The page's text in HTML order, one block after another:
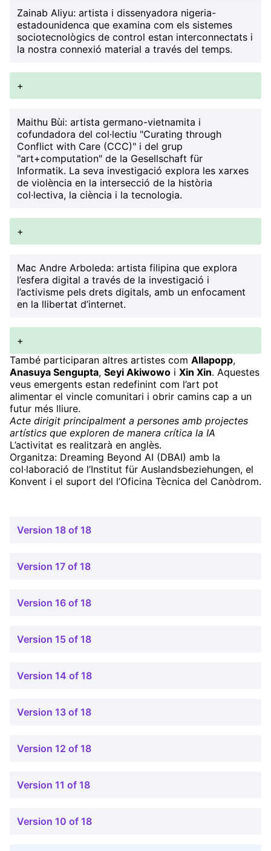
Zainab Aliyu: artista i dissenyadora nigeria-
estadounidenca que examina com els sistemes
sociotecnològics de control estan interconnectats i
la nostra connexió material a través del temps.
+
Maithu Bùi: artista germano-vietnamita i
cofundadora del col·lectiu "Curating through
Conflict with Care (CCC)" i del grup
"art+computation" de la Gesellschaft für
Informatik. La seva investigació explora les xarxes
de violència en la intersecció de la història
col·lectiva, la ciència i la tecnologia.
+
Mac Andre Arboleda: artista filipina que explora
l’esfera digital a través de la investigació i
l’activisme pels drets digitals, amb un enfocament
en la llibertat d’internet.
+
També participaran altres artistes com Allapopp,
Anasuya Sengupta, Seyi Akiwowo i Xin Xin. Aquestes
veus emergents estan redefinint com l’art pot
alimentar el vincle comunitari i obrir camins cap a un
futur més lliure.
Acte dirigit principalment a persones amb projectes
artístics que exploren de manera crítica la IA
L’activitat es realitzarà en anglès.
Organitza: Dreaming Beyond AI (DBAI) amb la
col·laboració de l’Institut für Auslandsbeziehungen, el
Konvent i el suport del l’Oficina Tècnica del Canòdrom.
Version 18 of 18
Version 17 of 18
Version 16 of 18
Version 15 of 18
Version 14 of 18
Version 13 of 18
Version 12 of 18
Version 11 of 18
Version 10 of 18